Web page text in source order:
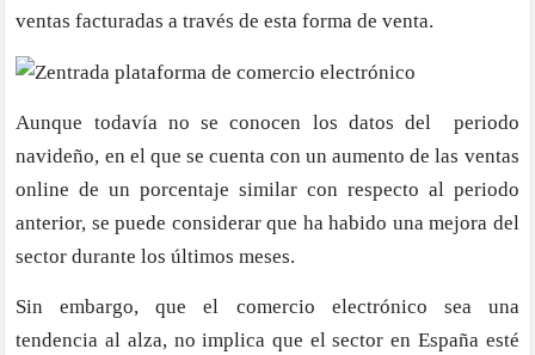
ventas facturadas a través de esta forma de venta.
Aunque todavía no se conocen los datos del periodo
navideño, en el que se cuenta con un aumento de las ventas
online de un porcentaje similar con respecto al periodo
anterior, se puede considerar que ha habido una mejora del
sector durante los últimos meses.
Sin embargo, que el comercio electrónico sea una
tendencia al alza, no implica que el sector en España esté